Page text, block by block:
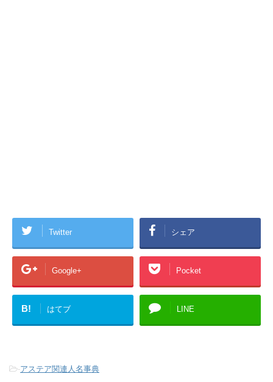
Twitter シェア
Google+ Pocket
B! はてブ LINE
-アステア関連人名事典